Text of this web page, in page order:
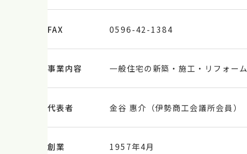
FAX 0596-42-1384
事業内容 一般住宅の新築・施工・リフォーム
代表者 金谷 惠介（伊勢商工会議所会員）
創業 1957年4月